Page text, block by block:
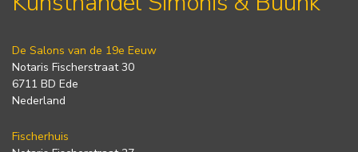
De Salons van de 19e Eeuw
Notaris Fischerstraat 30
6711 BD Ede
Nederland
Fischerhuis